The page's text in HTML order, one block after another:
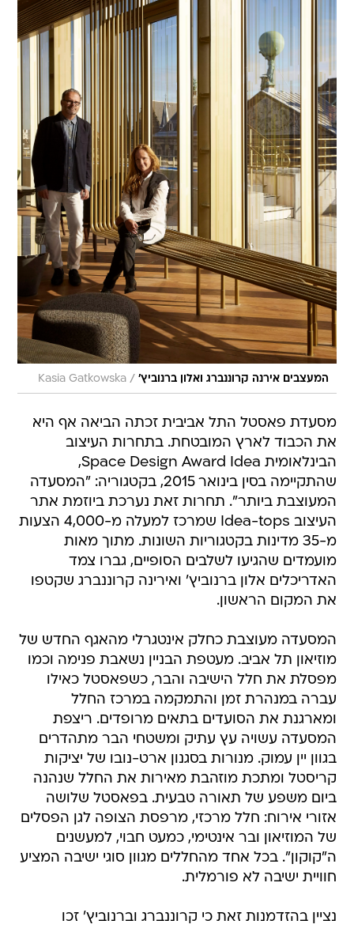
המעצבים אירנה קרוננברג ואלון ברנוביץ' /
Kasia Gatkowska
מסעדת פאסטל התל אביבית זכתה הביאה אף היא
את הכבוד לארץ המובטחת. בתחרות העיצוב
הבינלאומית Space Design Award Idea,
שהתקיימה בסין בינואר 2015, בקטגוריה: "המסעדה
המעוצבת ביותר". תחרות זאת נערכת ביוזמת אתר
העיצוב Idea-tops שמרכז למעלה מ-4,000 הצעות
מ-35 מדינות בקטגוריות השונות. מתוך מאות
מועמדים שהגיעו לשלבים הסופיים, גברו צמד
האדריכלים אלון ברנוביץ' ואירינה קרוננברג שקטפו
את המקום הראשון.
המסעדה מעוצבת כחלק אינטגרלי מהאגף החדש של
מוזיאון תל אביב. מעטפת הבניין נשאבת פנימה וכמו
מפסלת את חלל הישיבה והבר, כשפאסטל כאילו
עברה במנהרת זמן והתמקמה במרכז החלל
ומארגנת את הסועדים בתאים מרופדים. ריצפת
המסעדה עשויה עץ עתיק ומשטחי הבר מתהדרים
בגוון יין עמוק. מנורות בסגנון ארט-נובו של יציקות
קריסטל ומתכת מוזהבת מאירות את החלל שנהנה
ביום משפע של תאורה טבעית. בפאסטל שלושה
אזורי אירוח: חלל מרכזי, מרפסת הצופה לגן הפסלים
של המוזיאון ובר אינטימי, כמעט חבוי, למעשנים 
ה"קוקון". בכל אחד מהחללים מגוון סוגי ישיבה המציע
חוויית ישיבה לא פורמלית.
נציין בהזדמנות זאת כי קרוננברג וברנוביץ' זכו